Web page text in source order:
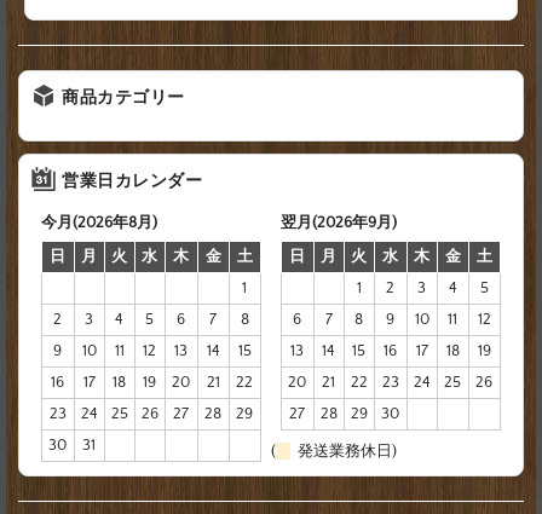
商品カテゴリー
営業日カレンダー
今月(2026年8月)
日
月 火 水 木 金
土
1
2
3 4 5 6 7
8
9
10 11 12 13 14
15
16
17 18 19 20 21
22
23
24 25 26 27 28
29
30
31
翌月(2026年9月)
日
月 火 水 木 金
土
1
2 3 4
5
6
7 8 9 10 11
12
13
14 15 16 17 18
19
20
21 22 23 24 25
26
27
28 29 30
( 発送業務休日)